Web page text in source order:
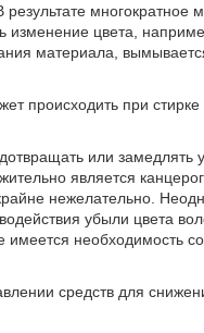
изменение цвета,
материала,
происходить при
или замедлять
является
нежелательно.
убыли цвета
необходимость
средств для